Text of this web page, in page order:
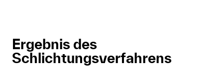
Ergebnis des
Schlichtungsverfahrens